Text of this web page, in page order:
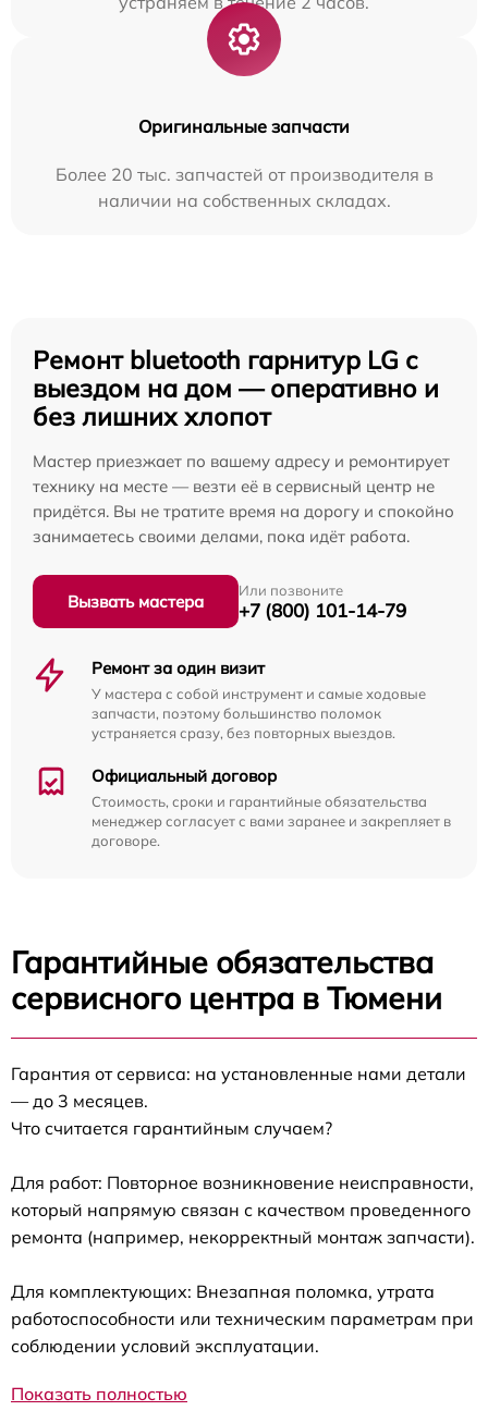
Оригинальные запчасти
Более 20 тыс. запчастей от производителя в
наличии на собственных складах.
Ремонт bluetooth гарнитур LG с
выездом на дом — оперативно и
без лишних хлопот
Мастер приезжает по вашему адресу и ремонтирует
технику на месте — везти её в сервисный центр не
придётся. Вы не тратите время на дорогу и спокойно
занимаетесь своими делами, пока идёт работа.
Вызвать мастера
Или позвоните
+7 (800) 101-14-79
Ремонт за один визит
У мастера с собой инструмент и самые ходовые
запчасти, поэтому большинство поломок
устраняется сразу, без повторных выездов.
Официальный договор
Стоимость, сроки и гарантийные обязательства
менеджер согласует с вами заранее и закрепляет в
договоре.
Гарантийные обязательства
сервисного центра в Тюмени
Гарантия от сервиса: на установленные нами детали
— до 3 месяцев.
Что считается гарантийным случаем?
Для работ: Повторное возникновение неисправности,
который напрямую связан с качеством проведенного
ремонта (например, некорректный монтаж запчасти).
Для комплектующих: Внезапная поломка, утрата
работоспособности или техническим параметрам при
соблюдении условий эксплуатации.
Показать полностью